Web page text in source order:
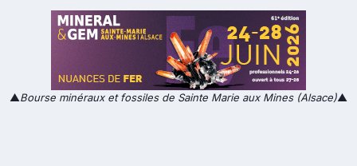
▲Bourse minéraux et fossiles de Sainte Marie aux Mines (Alsace)▲